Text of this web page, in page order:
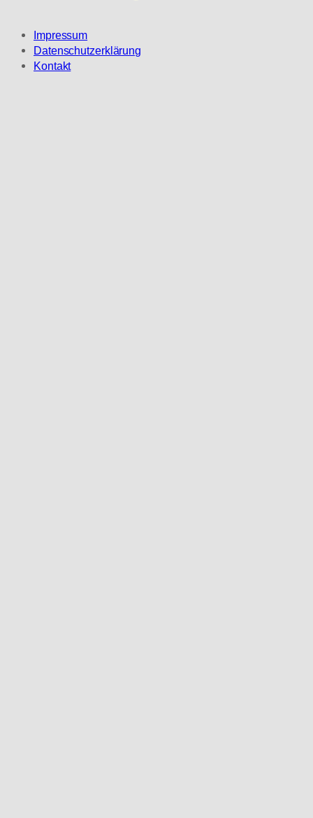
Impressum
Datenschutzerklärung
Kontakt